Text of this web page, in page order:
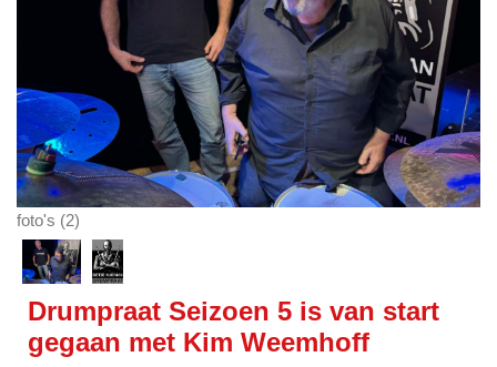
foto's (2)
Drumpraat Seizoen 5 is van start
gegaan met Kim Weemhoff